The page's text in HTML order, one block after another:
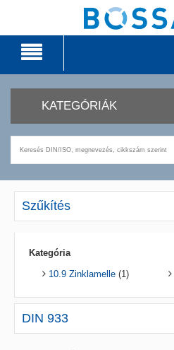
KATEGÓRIÁK
Szűkítés
Kategória
10.9 Zinklamelle(1)
DIN 933